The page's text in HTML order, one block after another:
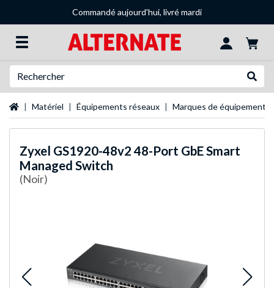
Commandé aujourd'hui, livré mardi
Page d'accueil
Matériel Équipements réseaux Marques de équipements
Zyxel GS1920-48v2 48-Port GbE Smart
Managed Switch
(Noir)